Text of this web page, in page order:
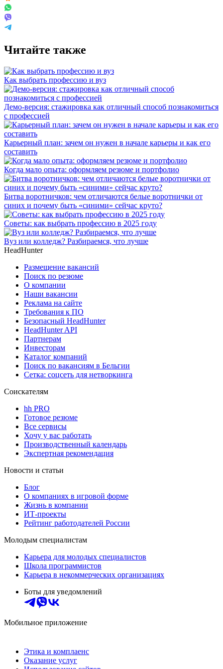
Читайте также
Как выбрать профессию и вуз
Демо-версия: стажировка как отличный способ познакомиться
с профессией
Карьерный план: зачем он нужен в начале карьеры и как его
составить
Когда мало опыта: оформляем резюме и портфолио
Битва воротничков: чем отличаются белые воротнички от
синих и почему быть «синими» сейчас круто?
Советы: как выбрать профессию в 2025 году
Вуз или колледж? Разбираемся, что лучше
HeadHunter
Размещение вакансий
Поиск по резюме
О компании
Наши вакансии
Реклама на сайте
Требования к ПО
Безопасный HeadHunter
HeadHunter API
Партнерам
Инвесторам
Каталог компаний
Поиск по вакансиям в Бельгии
Сетка: соцсеть для нетворкинга
Соискателям
hh PRO
Готовое резюме
Все сервисы
Хочу у вас работать
Производственный календарь
Экспертная рекомендация
Новости и статьи
Блог
О компаниях в игровой форме
Жизнь в компании
ИТ-проекты
Рейтинг работодателей России
Молодым специалистам
Карьера для молодых специалистов
Школа программистов
Карьера в некоммерческих организациях
Боты для уведомлений
Мобильное приложение
Этика и комплаенс
Оказание услуг